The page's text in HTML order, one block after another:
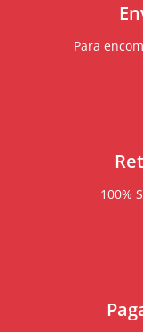
Para
100%